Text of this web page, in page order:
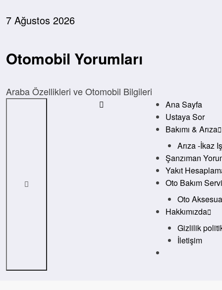
atla7 Ağustos 2026
Otomobil Yorumları
Araba Özellikleri ve Otomobil Bilgileri
Ana Sayfa
Ustaya Sor
Bakımı & Arıza
Arıza -İkaz
Şanzıman
Yakıt
Oto Bakım
Oto
Hakkımızda
Gizlilik
İletişim